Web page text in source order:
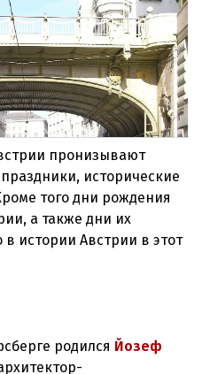
пронизывают
исторические
того дни рождения
а также дни их
истории Австрии в этот
родился Йозеф